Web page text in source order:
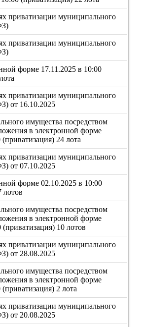
приватизации муниципального
приватизации муниципального
форме 17.11.2025 в 10:00
приватизации муниципального
от 16.10.2025
имущества посредством
в электронной форме
24 лота
приватизации муниципального
от 07.10.2025
форме 02.10.2025 в 10:00
лотов
имущества посредством
в электронной форме
10 лотов
приватизации муниципального
от 28.08.2025
имущества посредством
в электронной форме
2 лота
приватизации муниципального
от 20.08.2025